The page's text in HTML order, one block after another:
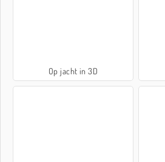
Op jacht in 3D